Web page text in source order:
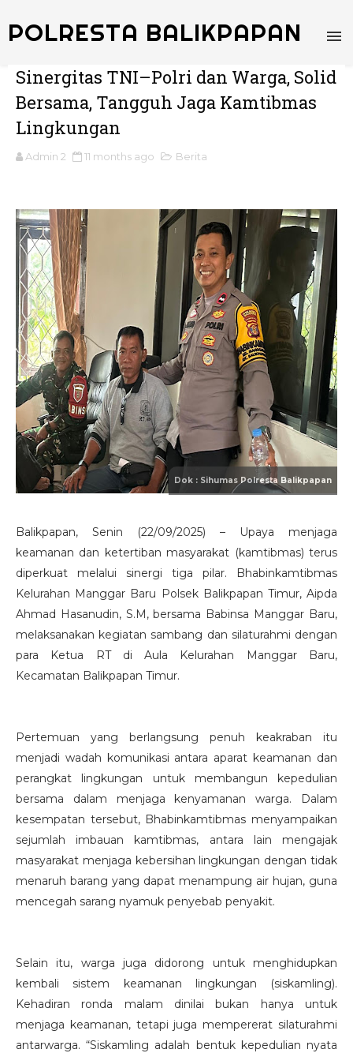
POLRESTA BALIKPAPAN
Sinergitas TNI–Polri dan Warga, Solid
Bersama, Tangguh Jaga Kamtibmas
Lingkungan
Admin 2 11 months ago Berita
Balikpapan, Senin (22/09/2025) – Upaya menjaga
keamanan dan ketertiban masyarakat (kamtibmas) terus
diperkuat melalui sinergi tiga pilar. Bhabinkamtibmas
Kelurahan Manggar Baru Polsek Balikpapan Timur, Aipda
Ahmad Hasanudin, S.M, bersama Babinsa Manggar Baru,
melaksanakan kegiatan sambang dan silaturahmi dengan
para Ketua RT di Aula Kelurahan Manggar Baru,
Kecamatan Balikpapan Timur.
Pertemuan yang berlangsung penuh keakraban itu
menjadi wadah komunikasi antara aparat keamanan dan
perangkat lingkungan untuk membangun kepedulian
bersama dalam menjaga kenyamanan warga. Dalam
kesempatan tersebut, Bhabinkamtibmas menyampaikan
sejumlah imbauan kamtibmas, antara lain mengajak
masyarakat menjaga kebersihan lingkungan dengan tidak
menaruh barang yang dapat menampung air hujan, guna
mencegah sarang nyamuk penyebab penyakit.
Selain itu, warga juga didorong untuk menghidupkan
kembali sistem keamanan lingkungan (siskamling).
Kehadiran ronda malam dinilai bukan hanya untuk
menjaga keamanan, tetapi juga mempererat silaturahmi
antarwarga. “Siskamling adalah bentuk kepedulian nyata